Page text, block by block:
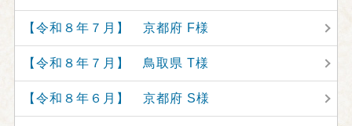
【令和８年７月】 京都府 F様
【令和８年７月】 鳥取県 T様
【令和８年６月】 京都府 S様